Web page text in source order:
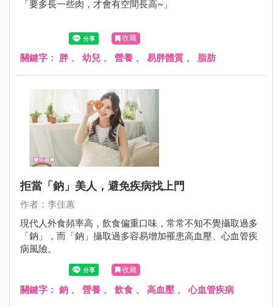
「要多長一些肉，才會有空間長高~」
收藏
關鍵字： 胖、 幼兒 、 營養 、 易胖體質 、 脂肪
拒當「鈉」美人，避免疾病找上門
作者：李佳蕙
現代人外食頻率高，飲食偏重口味，常常不知不覺攝取過多
「鈉」，而「鈉」攝取過多容易增加罹患高血壓、心血管疾
病風險。
收藏
關鍵字： 鈉 、 營養 、 飲食 、 高血壓 、心血管疾病